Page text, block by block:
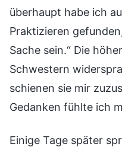
überhaupt habe ich
Praktizieren
Sache sein.“ Die
Schwestern
schienen sie mir
Gedanken fühlte ich
Einige Tage später